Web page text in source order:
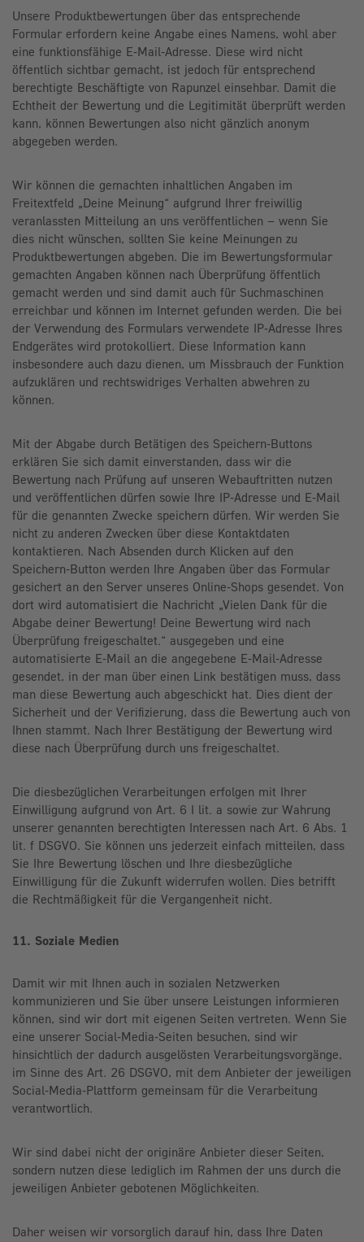
Unsere Produktbewertungen über das entsprechende
Formular erfordern keine Angabe eines Namens, wohl aber
eine funktionsfähige E-Mail-Adresse. Diese wird nicht
öffentlich sichtbar gemacht, ist jedoch für entsprechend
berechtigte Beschäftigte von Rapunzel einsehbar. Damit die
Echtheit der Bewertung und die Legitimität überprüft werden
kann, können Bewertungen also nicht gänzlich anonym
abgegeben werden.
Wir können die gemachten inhaltlichen Angaben im
Freitextfeld „Deine Meinung“ aufgrund Ihrer freiwillig
veranlassten Mitteilung an uns veröffentlichen – wenn Sie
dies nicht wünschen, sollten Sie keine Meinungen zu
Produktbewertungen abgeben. Die im Bewertungsformular
gemachten Angaben können nach Überprüfung öffentlich
gemacht werden und sind damit auch für Suchmaschinen
erreichbar und können im Internet gefunden werden. Die bei
der Verwendung des Formulars verwendete IP-Adresse Ihres
Endgerätes wird protokolliert. Diese Information kann
insbesondere auch dazu dienen, um Missbrauch der Funktion
aufzuklären und rechtswidriges Verhalten abwehren zu
können.
Mit der Abgabe durch Betätigen des Speichern-Buttons
erklären Sie sich damit einverstanden, dass wir die
Bewertung nach Prüfung auf unseren Webauftritten nutzen
und veröffentlichen dürfen sowie Ihre IP-Adresse und E-Mail
für die genannten Zwecke speichern dürfen. Wir werden Sie
nicht zu anderen Zwecken über diese Kontaktdaten
kontaktieren. Nach Absenden durch Klicken auf den
Speichern-Button werden Ihre Angaben über das Formular
gesichert an den Server unseres Online-Shops gesendet. Von
dort wird automatisiert die Nachricht „Vielen Dank für die
Abgabe deiner Bewertung! Deine Bewertung wird nach
Überprüfung freigeschaltet.“ ausgegeben und eine
automatisierte E-Mail an die angegebene E-Mail-Adresse
gesendet, in der man über einen Link bestätigen muss, dass
man diese Bewertung auch abgeschickt hat. Dies dient der
Sicherheit und der Verifizierung, dass die Bewertung auch von
Ihnen stammt. Nach Ihrer Bestätigung der Bewertung wird
diese nach Überprüfung durch uns freigeschaltet.
Die diesbezüglichen Verarbeitungen erfolgen mit Ihrer
Einwilligung aufgrund von Art. 6 I lit. a sowie zur Wahrung
unserer genannten berechtigten Interessen nach Art. 6 Abs. 1
lit. f DSGVO. Sie können uns jederzeit einfach mitteilen, dass
Sie Ihre Bewertung löschen und Ihre diesbezügliche
Einwilligung für die Zukunft widerrufen wollen. Dies betrifft
die Rechtmäßigkeit für die Vergangenheit nicht.
11. Soziale Medien
Damit wir mit Ihnen auch in sozialen Netzwerken
kommunizieren und Sie über unsere Leistungen informieren
können, sind wir dort mit eigenen Seiten vertreten. Wenn Sie
eine unserer Social-Media-Seiten besuchen, sind wir
hinsichtlich der dadurch ausgelösten Verarbeitungsvorgänge,
im Sinne des Art. 26 DSGVO, mit dem Anbieter der jeweiligen
Social-Media-Plattform gemeinsam für die Verarbeitung
verantwortlich.
Wir sind dabei nicht der originäre Anbieter dieser Seiten,
sondern nutzen diese lediglich im Rahmen der uns durch die
jeweiligen Anbieter gebotenen Möglichkeiten.
Daher weisen wir vorsorglich darauf hin, dass Ihre Daten